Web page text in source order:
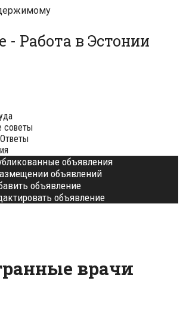
- Работа в Эстонии
советы
объявления
объявлений
объявление
объявление
врачи